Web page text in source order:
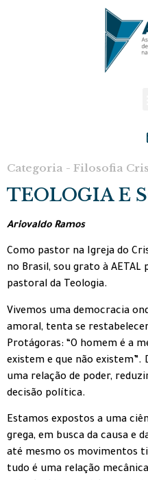
Categoria - Filosofia
TEOLOGIA E
Ariovaldo Ramos
Como pastor na Igreja do
no Brasil, sou grato à
pastoral da Teologia.
Vivemos uma democracia
amoral, tenta se
Protágoras: “O homem é a
existem e que não existem”.
uma relação de poder,
decisão política.
Estamos expostos a uma
grega, em busca da causa e
até mesmo os movimentos
tudo é uma relação